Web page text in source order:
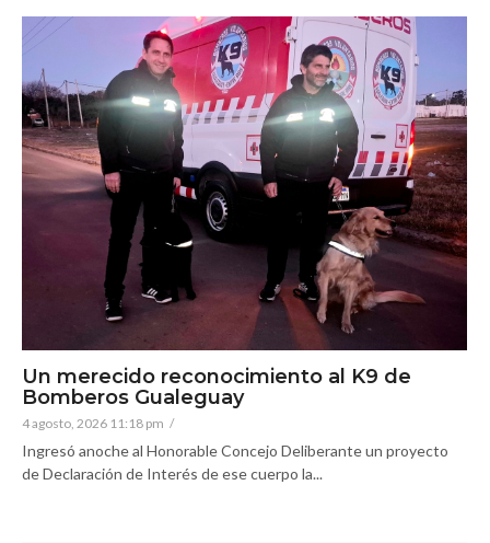
Un merecido reconocimiento al K9 de
Bomberos Gualeguay
4 agosto, 2026 11:18 pm /
Ingresó anoche al Honorable Concejo Deliberante un proyecto
de Declaración de Interés de ese cuerpo la...